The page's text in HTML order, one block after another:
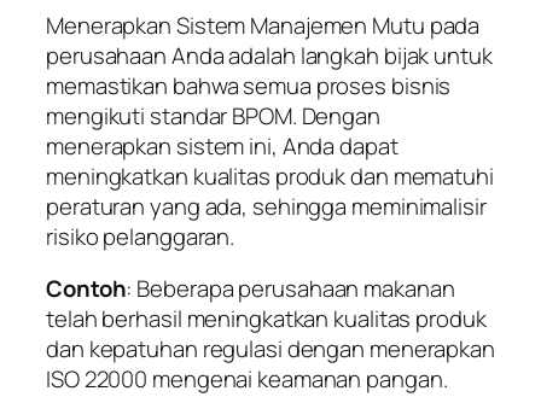
Menerapkan Sistem Manajemen Mutu pada
perusahaan Anda adalah langkah bijak untuk
memastikan bahwa semua proses bisnis
mengikuti standar BPOM. Dengan
menerapkan sistem ini, Anda dapat
meningkatkan kualitas produk dan mematuhi
peraturan yang ada, sehingga meminimalisir
risiko pelanggaran.
Contoh: Beberapa perusahaan makanan
telah berhasil meningkatkan kualitas produk
dan kepatuhan regulasi dengan menerapkan
ISO 22000 mengenai keamanan pangan.